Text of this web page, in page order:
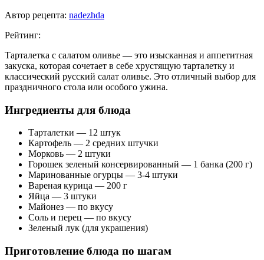
Автор рецепта: nadezhda
Рейтинг:
Тарталетка с салатом оливье — это изысканная и аппетитная
закуска, которая сочетает в себе хрустящую тарталетку и
классический русский салат оливье. Это отличный выбор для
праздничного стола или особого ужина.
Ингредиенты для блюда
Тарталетки — 12 штук
Картофель — 2 средних штучки
Морковь — 2 штуки
Горошек зеленый консервированный — 1 банка (200 г)
Маринованные огурцы — 3-4 штуки
Вареная курица — 200 г
Яйца — 3 штуки
Майонез — по вкусу
Соль и перец — по вкусу
Зеленый лук (для украшения)
Приготовление блюда по шагам